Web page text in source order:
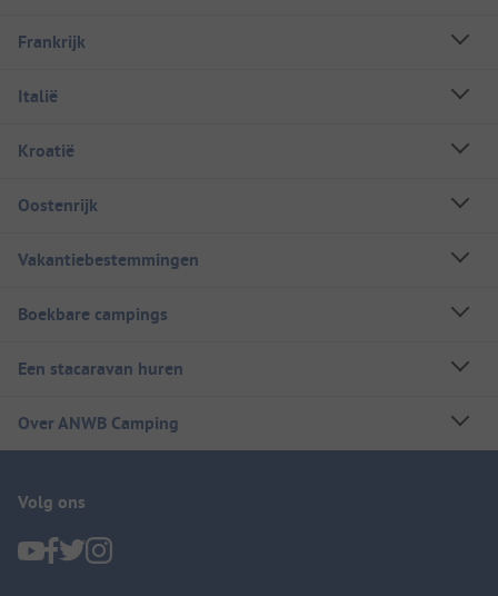
Frankrijk
Italië
Kroatië
Oostenrijk
Vakantiebestemmingen
Boekbare campings
Een stacaravan huren
Over ANWB Camping
Volg ons